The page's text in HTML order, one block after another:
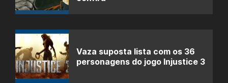
Vaza suposta lista com os 36
personagens do jogo Injustice 3